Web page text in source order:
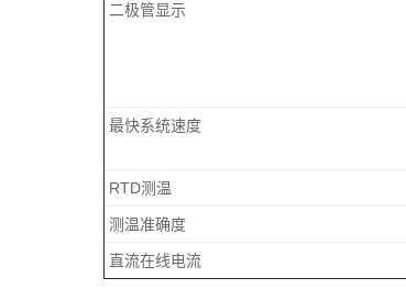
二极管显示
最快系统速度
RTD测温
测温准确度
直流在线电流